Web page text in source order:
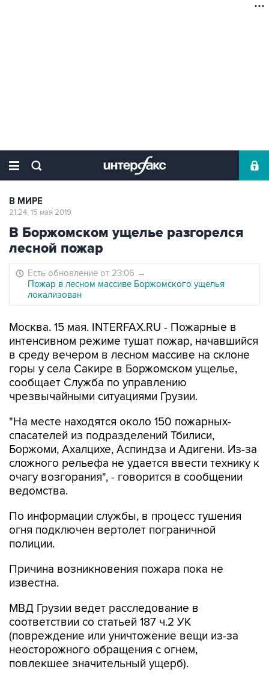
В МИРЕ
21:24, 15 мая 2019
В Боржомском ущелье разгорелся
лесной пожар
Есть обновление от 23:06 →
Пожар в лесном массиве Боржомского ущелья
локализован
Москва. 15 мая. INTERFAX.RU - Пожарные в
интенсивном режиме тушат пожар, начавшийся
в среду вечером в лесном массиве на склоне
горы у села Сакире в Боржомском ущелье,
сообщает Служба по управлению
чрезвычайными ситуациями Грузии.
"На месте находятся около 150 пожарных-
спасателей из подразделений Тбилиси,
Боржоми, Ахалцихе, Аспиндза и Адигени. Из-за
сложного рельефа не удается ввести технику к
очагу возгорания", - говорится в сообщении
ведомства.
По информации службы, в процесс тушения
огня подключен вертолет пограничной
полиции.
Причина возникновения пожара пока не
известна.
МВД Грузии ведет расследование в
соответствии со статьей 187 ч.2 УК
(повреждение или уничтожение вещи из-за
неосторожного обращения с огнем,
повлекшее значительный ущерб).